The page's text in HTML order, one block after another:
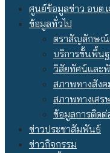
ศูนย์ข้อมูลข่าว อบต.
ข้อมูลทั่วไป
ตราสัญลักษณ์
บริการขั้นพื้น
วิสัยทัศน์และ
สภาพทางสังค
สภาพทางเศร
ข้อมูลการติดต่
ข่าวประชาสัมพันธ์
ข่าวกิจกรรม